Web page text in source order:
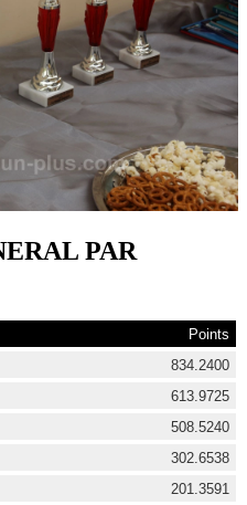
PAR
Points
834.2400
613.9725
508.5240
302.6538
201.3591